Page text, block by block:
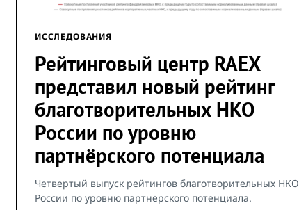
ИССЛЕДОВАНИЯ
Рейтинговый центр RAEX
представил новый рейтинг
благотворительных НКО
России по уровню
партнёрского потенциала
Четвертый выпуск рейтингов благотворительных НКО
России по уровню партнёрского потенциала.